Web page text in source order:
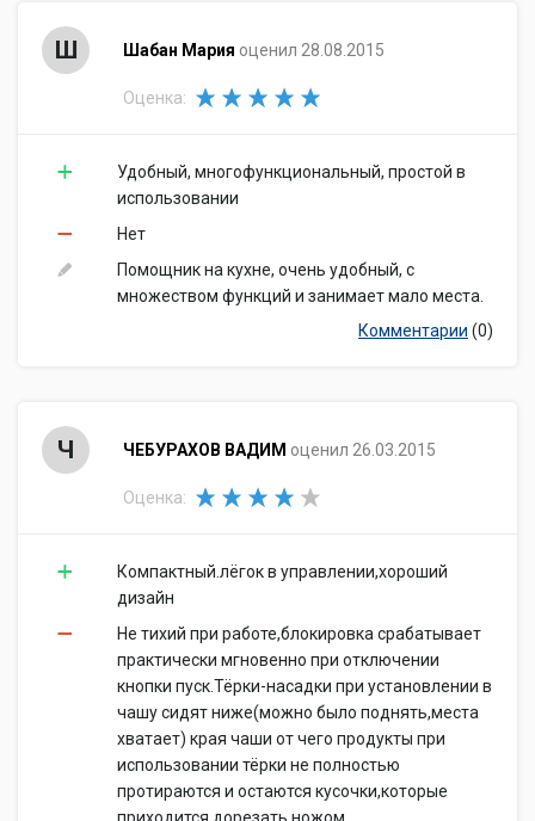
Ш Шабан Мария оценил 28.08.2015
Оценка:
Удобный, многофункциональный, простой в
использовании
Нет
Помощник на кухне, очень удобный, с
множеством функций и занимает мало места.
Комментарии (0)
Ч ЧЕБУРАХОВ ВАДИМ оценил 26.03.2015
Оценка:
Компактный.лёгок в управлении,хороший
дизайн
Не тихий при работе,блокировка срабатывает
практически мгновенно при отключении
кнопки пуск.Тёрки-насадки при установлении в
чашу сидят ниже(можно было поднять,места
хватает) края чаши от чего продукты при
использовании тёрки не полностью
протираются и остаются кусочки,которые